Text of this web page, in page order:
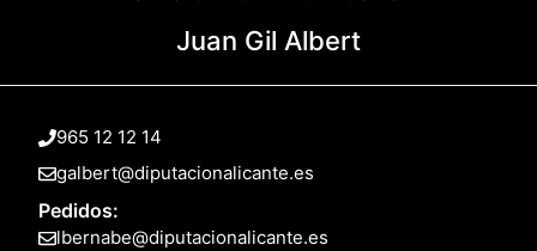
Juan Gil Albert
965 12 12 14
galbert@diputacionalicante.es
Pedidos:
lbernabe@diputacionalicante.es